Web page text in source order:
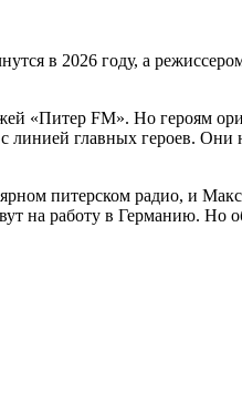
в 2026 году, а
«Питер FM». Но героям
главных героев. Они
питерском радио, и
на работу в Германию. Но